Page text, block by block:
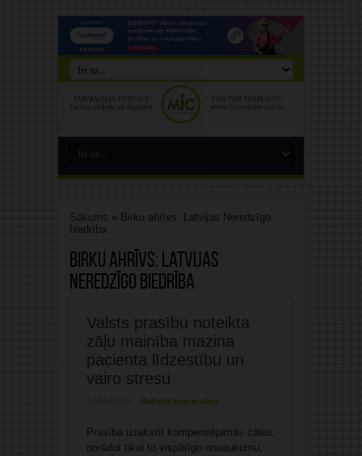
Sākums » Birku ahrīvs: Latvijas Neredzīgo
biedrība
Birku ahrīvs: Latvijas
Neredzīgo biedrība
Valsts prasību noteikta
zāļu mainība mazina
pacienta līdzestību un
vairo stresu
Rakstīt komentāru
Prasība izrakstīt kompensējamās zāles,
norādot tikai to vispārīgo nosaukumu,